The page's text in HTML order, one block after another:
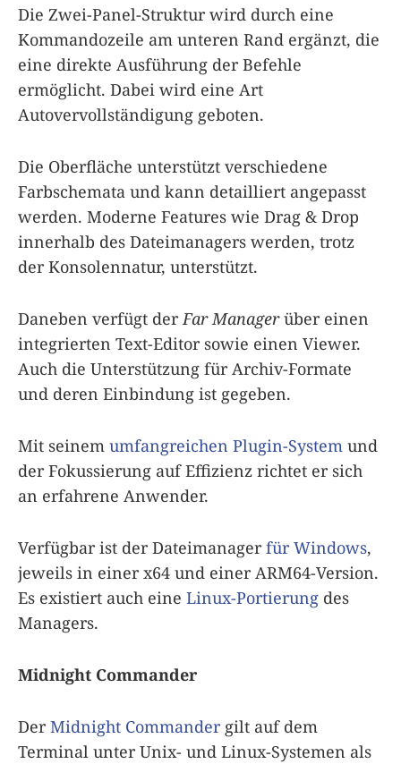
Die Zwei-Panel-Struktur wird durch eine
Kommandozeile am unteren Rand ergänzt, die
eine direkte Ausführung der Befehle
ermöglicht. Dabei wird eine Art
Autovervollständigung geboten.
Die Oberfläche unterstützt verschiedene
Farbschemata und kann detailliert angepasst
werden. Moderne Features wie Drag & Drop
innerhalb des Dateimanagers werden, trotz
der Konsolennatur, unterstützt.
Daneben verfügt der Far Managerüber einen
integrierten Text-Editor sowie einen Viewer.
Auch die Unterstützung für Archiv-Formate
und deren Einbindung ist gegeben.
Mit seinem umfangreichen Plugin-System und
der Fokussierung auf Effizienz richtet er sich
an erfahrene Anwender.
Verfügbar ist der Dateimanagerfür Windows,
jeweils in einer x64 und einer ARM64-Version.
Es existiert auch eine Linux-Portierung des
Managers.
Midnight Commander
DerMidnight Commandergilt auf dem
Terminal unter Unix- und Linux-Systemen als